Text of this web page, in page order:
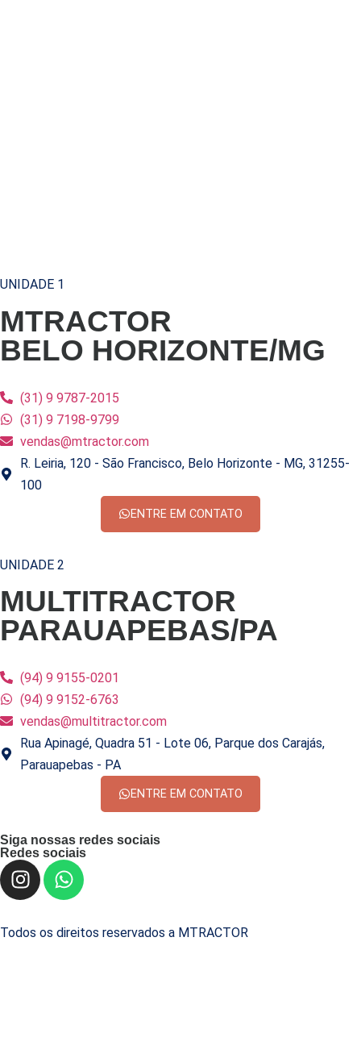
UNIDADE 1
MTRACTOR
BELO HORIZONTE/MG
(31) 9 9787-2015
(31) 9 7198-9799
vendas@mtractor.com
R. Leiria, 120 - São Francisco, Belo Horizonte - MG, 31255-
100
ENTRE EM CONTATO
UNIDADE 2
MULTITRACTOR
PARAUAPEBAS/PA
(94) 9 9155-0201
(94) 9 9152-6763
vendas@multitractor.com
Rua Apinagé, Quadra 51 - Lote 06, Parque dos Carajás,
Parauapebas - PA
ENTRE EM CONTATO
Siga nossas redes sociais
Redes sociais
Todos os direitos reservados a MTRACTOR